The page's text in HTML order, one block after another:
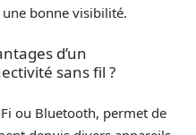
bonne visibilité.
d’un
sans fil ?
ou Bluetooth, permet de